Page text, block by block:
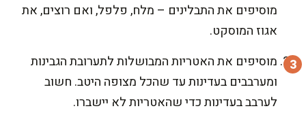
מוסיפים את התבלינים – מלח, פלפל, ואם רוצים, את
אגוז המוסקט.
מוסיפים את האטריות המבושלות לתערובת הגבינות
ומערבבים בעדינות עד שהכל מצופה היטב. חשוב
לערבב בעדינות כדי שהאטריות לא יישברו.